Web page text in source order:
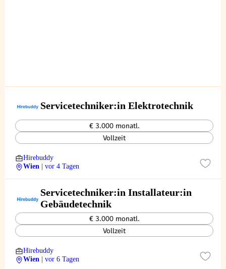
Servicetechniker:in Elektrotechnik
€ 3.000 monatl.
Vollzeit
Hirebuddy
Wien
| vor 4 Tagen
Servicetechniker:in Installateur:in
Gebäudetechnik
€ 3.000 monatl.
Vollzeit
Hirebuddy
Wien
| vor 6 Tagen